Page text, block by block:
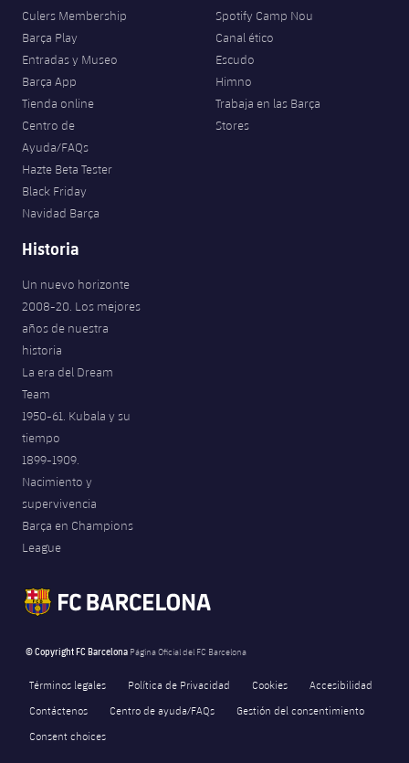
Culers Membership
Barça Play
Entradas y Museo
Barça App
Tienda online
Centro de
Ayuda/FAQs
Hazte Beta Tester
Black Friday
Navidad Barça
Spotify Camp Nou
Canal ético
Escudo
Himno
Trabaja en las Barça
Stores
Historia
Un nuevo horizonte
2008-20. Los mejores
años de nuestra
historia
La era del Dream
Team
1950-61. Kubala y su
tiempo
1899-1909.
Nacimiento y
supervivencia
Barça en Champions
League
© Copyright FC Barcelona Página Oficial del FC Barcelona
Términos legales Política de Privacidad Cookies
Accesibilidad
Contáctenos
Centro de ayuda/FAQs
Gestión del consentimiento
Consent choices